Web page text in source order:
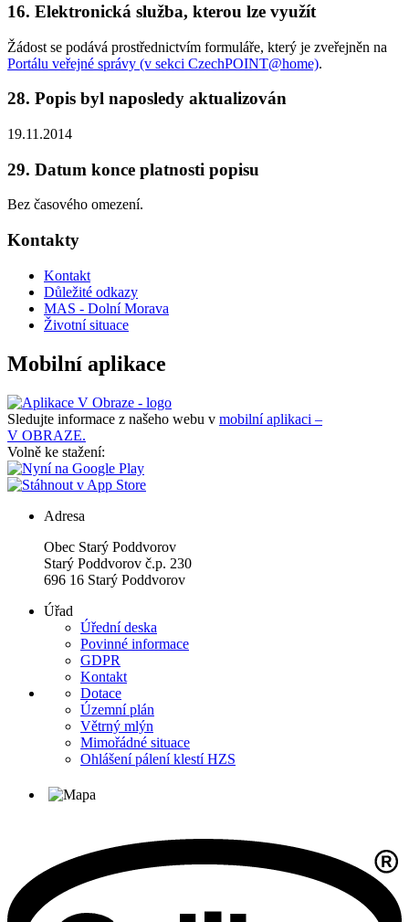
16. Elektronická služba, kterou lze využít
Žádost se podává prostřednictvím formuláře, který je zveřejněn na
Portálu veřejné správy (v sekci CzechPOINT@home).
28. Popis byl naposledy aktualizován
19.11.2014
29. Datum konce platnosti popisu
Bez časového omezení.
Kontakty
Kontakt
Důležité odkazy
MAS - Dolní Morava
Životní situace
Mobilní aplikace
Sledujte informace z našeho webu v mobilní aplikaci –
V OBRAZE.
Volně ke stažení:
Adresa
Obec Starý Poddvorov
Starý Poddvorov č.p. 230
696 16 Starý Poddvorov
Úřad
Úřední deska
Povinné informace
GDPR
Kontakt
Dotace
Územní plán
Větrný mlýn
Mimořádné situace
Ohlášení pálení klestí HZS